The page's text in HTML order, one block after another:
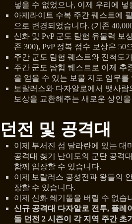
넣을 수 없었으나, 이제 우리에
아제라이트 수복 주간 퀘스트에
으로 변경되었습니다. (기존
신화 및 PvP 군도 탐험 유물력 보
존 300), PvP 정복 점수 보상은 50
주간 군도 탐험 퀘스트와 진척도
주간 군도 탐험 퀘스트로 이제 추
을 얻을 수 있는 보물 지도 임무를
보랄러스와 다자알로에서 뱃사
보상을 교환해주는 새로운 상인
던전 및 공격대
이제 부서진 섬 달라란에 있는 대
공격대 찾기 난이도의 군단 공격
함께 입장할 수 있습니다.
이제 보랄러스 공성전과 왕들의
장할 수 있습니다.
이제 신화 쐐기돌을 버릴 수 없습
신규 공격대 다자알로 전투, 플레
돌 던전 2 시즌이 각 지역 주간 초